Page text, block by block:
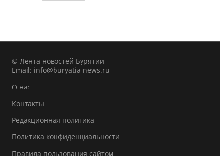
© Лента новостей Бурятии
Email: info@buryatia-news.ru
О нас
Контакты
Редакционная политика
Политика конфиденциальности
Правила пользования сайтом